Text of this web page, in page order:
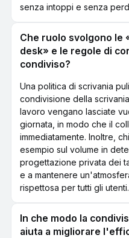
senza intoppi e senza
Che ruolo svolgono le
desk» e le regole di
condiviso?
Una politica di scrivania
condivisione della
lavoro vengano lasciate
giornata, in modo che il
immediatamente. Inoltre,
esempio sul volume in
progettazione privata dei
e a mantenere
rispettosa per tutti gli utenti.
In che modo la
aiuta a migliorare